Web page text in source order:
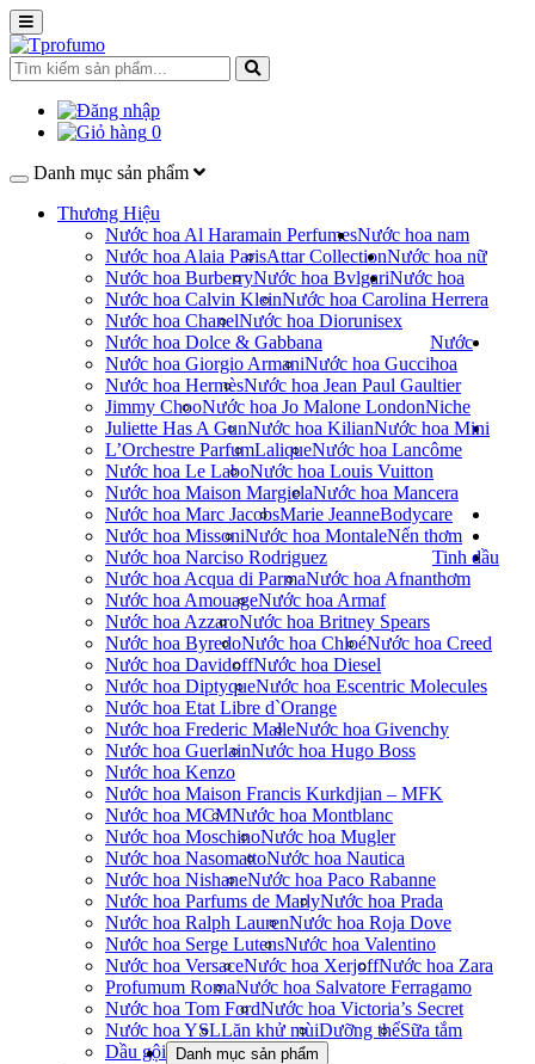
0
Danh mục sản phẩm
Thương Hiệu
Nước hoa Al Haramain Perfumes
Nước hoa Alaia ParisAttar Collection
Nước hoa BurberryNước hoa Bvlgari
Nước hoa Calvin KleinNước hoa Carolina Herrera
Nước hoa ChanelNước hoa Dior
Nước hoa Dolce & Gabbana
Nước hoa Giorgio ArmaniNước hoa Gucci
Nước hoa HermèsNước hoa Jean Paul Gaultier
Jimmy ChooNước hoa Jo Malone London
Juliette Has A GunNước hoa Kilian
L’Orchestre ParfumLaliqueNước hoa Lancôme
Nước hoa Le LaboNước hoa Louis Vuitton
Nước hoa Maison MargielaNước hoa Mancera
Nước hoa Marc JacobsMarie Jeanne
Nước hoa MissoniNước hoa Montale
Nước hoa Narciso Rodriguez
Nước hoa Acqua di ParmaNước hoa Afnan
Nước hoa AmouageNước hoa Armaf
Nước hoa AzzaroNước hoa Britney Spears
Nước hoa ByredoNước hoa ChloéNước hoa Creed
Nước hoa DavidoffNước hoa Diesel
Nước hoa DiptyqueNước hoa Escentric Molecules
Nước hoa Etat Libre d`Orange
Nước hoa Frederic MalleNước hoa Givenchy
Nước hoa GuerlainNước hoa Hugo Boss
Nước hoa Kenzo
Nước hoa Maison Francis Kurkdjian – MFK
Nước hoa MCMNước hoa Montblanc
Nước hoa MoschinoNước hoa Mugler
Nước hoa NasomattoNước hoa Nautica
Nước hoa NishaneNước hoa Paco Rabanne
Nước hoa Parfums de MarlyNước hoa Prada
Nước hoa Ralph LaurenNước hoa Roja Dove
Nước hoa Serge LutensNước hoa Valentino
Nước hoa VersaceNước hoa XerjoffNước hoa Zara
Profumum RomaNước hoa Salvatore Ferragamo
Nước hoa Tom FordNước hoa Victoria’s Secret
Nước hoa YSL
Nước hoa nam
Nước hoa nữ
Nước hoa
unisex
Nước
hoa
Niche
Nước hoa Mini
Bodycare
Lăn khử mùiDưỡng thểSữa tắm
Dầu gội
Nến thơm
Tinh dầu
thơm
Danh mục sản phẩm